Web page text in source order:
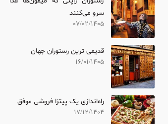
سرو می‌کنند
07/02/1405
قدیمی ترین رستوران جهان
16/01/1405
راه‌اندازی یک پیتزا فروشی موفق
17/12/1404